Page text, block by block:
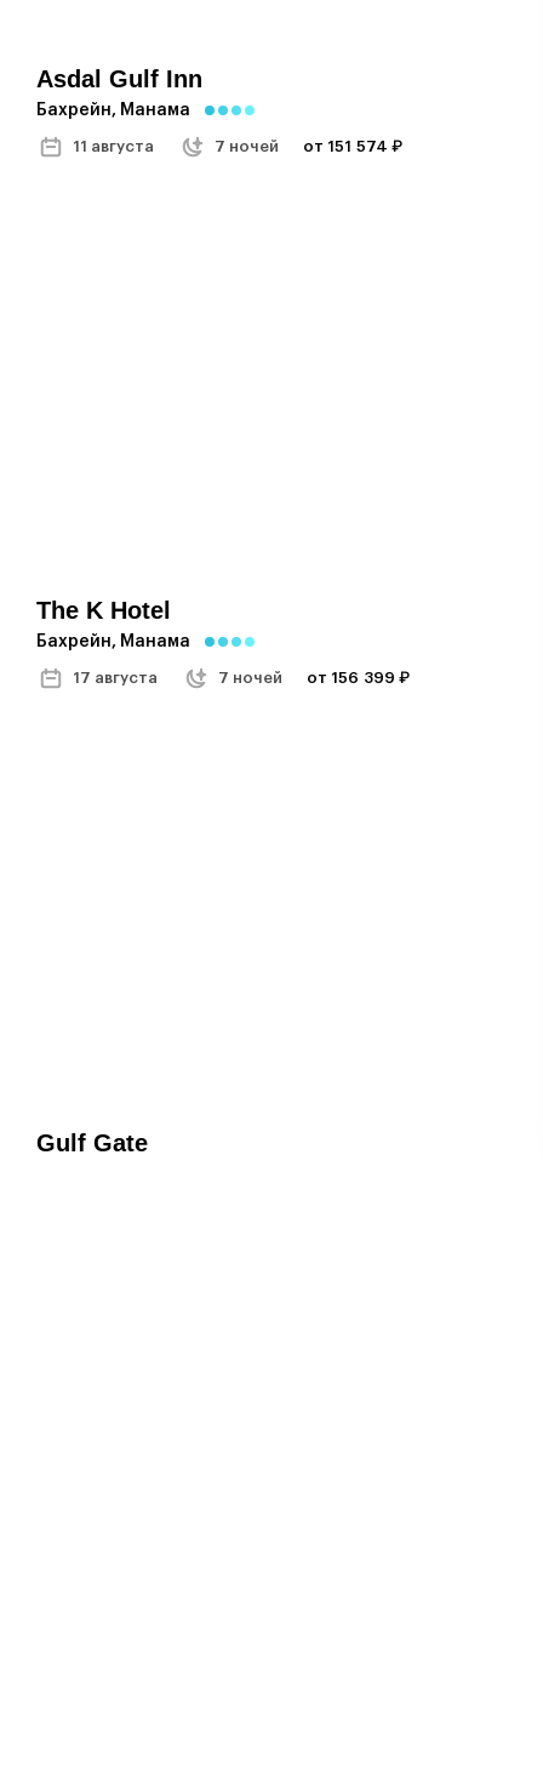
Asdal Gulf Inn
Бахрейн, Манама
11 августа 7 ночей от 151 574 ₽
The K Hotel
Бахрейн, Манама
17 августа 7 ночей от 156 399 ₽
Gulf Gate